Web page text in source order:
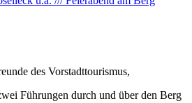
des Vorstadttourismus,
Führungen durch und über den Berg